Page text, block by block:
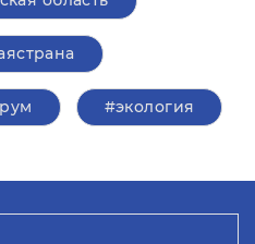
#экология